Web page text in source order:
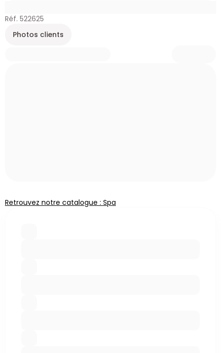
Réf. 522625
Photos clients
Retrouvez notre catalogue : Spa